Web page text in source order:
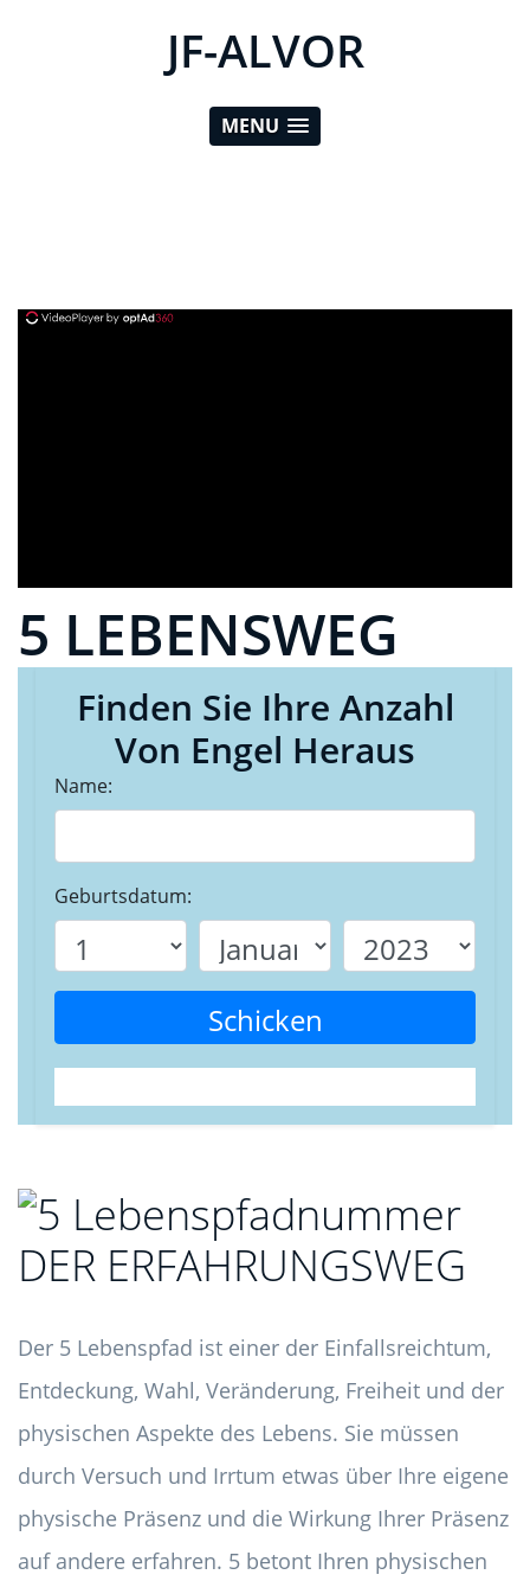
JF-ALVOR
MENU
5 LEBENSWEG
Finden Sie Ihre Anzahl
Von Engel Heraus
Name:
Geburtsdatum:
Schicken
DER ERFAHRUNGSWEG
Der 5 Lebenspfad ist einer der Einfallsreichtum,
Entdeckung, Wahl, Veränderung, Freiheit und der
physischen Aspekte des Lebens. Sie müssen
durch Versuch und Irrtum etwas über Ihre eigene
physische Präsenz und die Wirkung Ihrer Präsenz
auf andere erfahren. 5 betont Ihren physischen